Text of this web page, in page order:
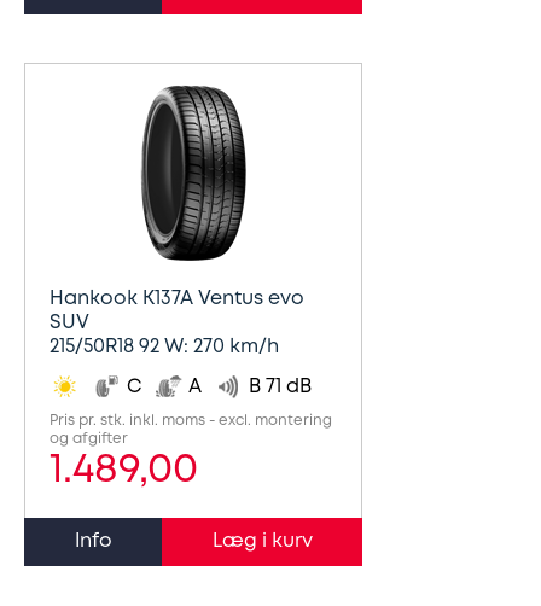
Hankook K137A Ventus evo
SUV
215/50R18 92 W: 270 km/h
C A B 71 dB
Pris pr. stk. inkl. moms - excl. montering
og afgifter
1.489,00
Info